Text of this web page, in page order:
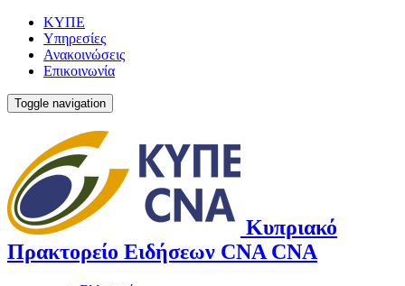
ΚΥΠΕ
Υπηρεσίες
Ανακοινώσεις
Επικοινωνία
Toggle navigation
Κυπριακό
Πρακτορείο Ειδήσεων CNA CNA